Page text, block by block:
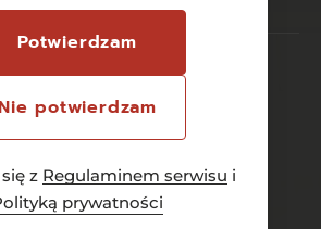
Potwierdzam
potwierdzam
z Regulaminem serwisu i
prywatności
26/6
21:00
22:00